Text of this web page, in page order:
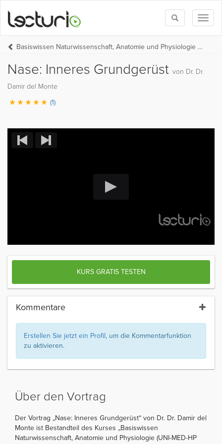
Toggle
search
Basiswissen Naturwissenschaft, Anatomie und Physiologie (UNI-MED-HP Teil 1)
Nase: Inneres Grundgerüst von Dr. Dr.
Damir del Monte
(1)
KURS GRATIS TESTEN
Kommentare
Erstellen Sie jetzt ein Profil, um die Kommentarfunktion
zu aktivieren.
Über den Vortrag
Der Vortrag „Nase: Inneres Grundgerüst“ von Dr. Dr. Damir del
Monte ist Bestandteil des Kurses „Basiswissen
Naturwissenschaft, Anatomie und Physiologie (UNI-MED-HP